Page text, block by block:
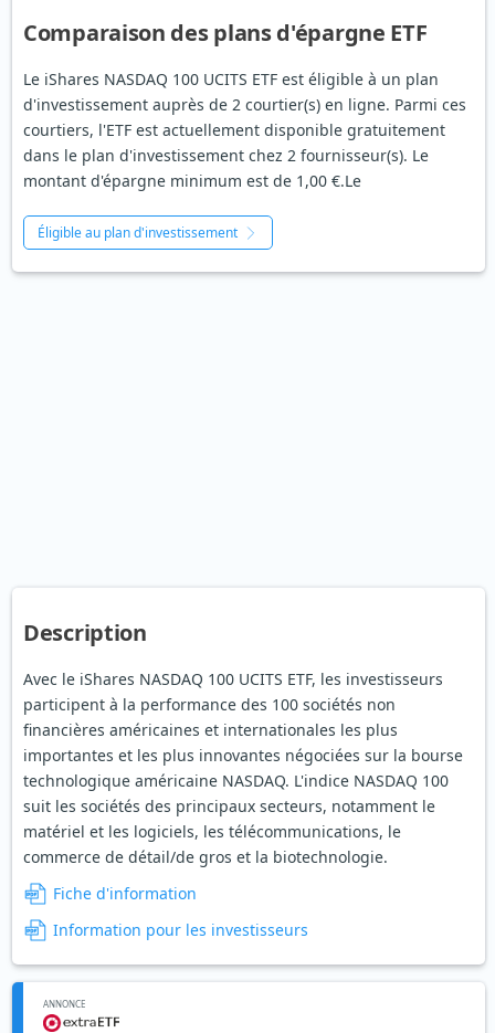
Comparaison des plans d'épargne ETF
Le iShares NASDAQ 100 UCITS ETF est éligible à un plan
d'investissement auprès de 2 courtier(s) en ligne. Parmi ces
courtiers, l'ETF est actuellement disponible gratuitement
dans le plan d'investissement chez 2 fournisseur(s). Le
montant d'épargne minimum est de 1,00 €.Le
Éligible au plan d'investissement
Description
Avec le iShares NASDAQ 100 UCITS ETF, les investisseurs
participent à la performance des 100 sociétés non
financières américaines et internationales les plus
importantes et les plus innovantes négociées sur la bourse
technologique américaine NASDAQ. L'indice NASDAQ 100
suit les sociétés des principaux secteurs, notamment le
matériel et les logiciels, les télécommunications, le
commerce de détail/de gros et la biotechnologie.
Fiche d'information
Information pour les investisseurs
ANNONCE